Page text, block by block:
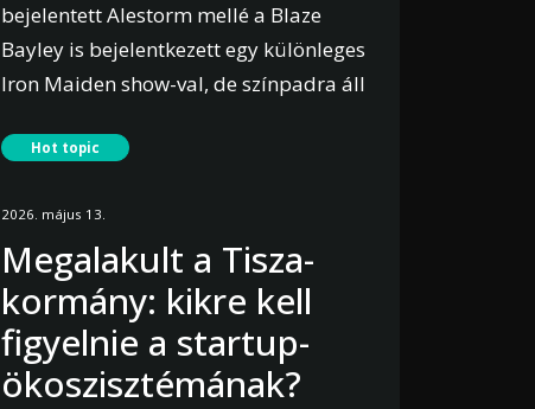
bejelentett Alestorm mellé a Blaze
Bayley is bejelentkezett egy különleges
Iron Maiden show-val, de színpadra áll
Black Sabbath, Rainbow és Ozzy
legnagyobb, Balaton-parti rock
házibulijára számos hazai rock és
metal zenekar is visszaigazolta az
érkezését.
Bővebben
Hot topic
2026. május 13.
Megalakult a Tisza-
kormány: kikre kell
figyelnie a startup-
ökoszisztémának?